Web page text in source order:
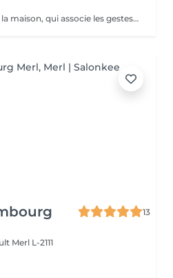
Le rituel signature corps de la maison, qui associe les gestes de la Maderothérapie aux techniques du drainage lymphatique. À l'aide d'outils en bois sculptés, ce soin redessine les contours du corps, relance la circulation et atténue la sensation de cellulite, sans aucune douleur. Un rituel intense et enveloppant, pensé pour un corps visiblement plus ferme et une sensation de légèreté durable.
13
Merl L-2111